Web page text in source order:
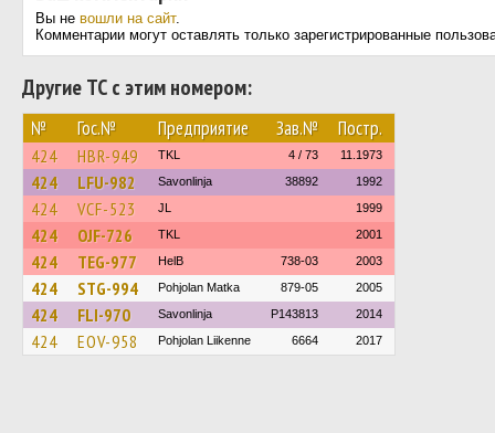
Вы не вошли на сайт.
Комментарии могут оставлять только зарегистрированные
Другие ТС с этим номером:
№ Гос.№ Предприятие Зав.№ Постр.
424 HBR-949 TKL 4 / 73 11.1973
424 LFU-982 Savonlinja 38892 1992
424 VCF-523 JL 1999
424 OJF-726 TKL 2001
424 TEG-977 HelB 738-03 2003
424 STG-994 Pohjolan Matka 879-05 2005
424 FLI-970 Savonlinja P143813 2014
424 EOV-958 Pohjolan Liikenne 6664 2017